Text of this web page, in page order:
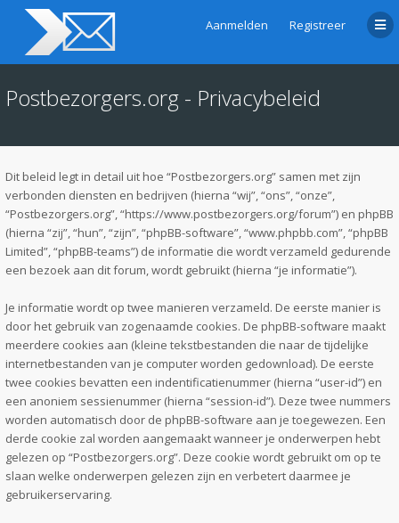
Aanmelden Registreer
Postbezorgers.org - Privacybeleid
Dit beleid legt in detail uit hoe “Postbezorgers.org” samen met zijn
verbonden diensten en bedrijven (hierna “wij”, “ons”, “onze”,
“Postbezorgers.org”, “https://www.postbezorgers.org/forum”) en phpBB
(hierna “zij”, “hun”, “zijn”, “phpBB-software”, “www.phpbb.com”, “phpBB
Limited”, “phpBB-teams”) de informatie die wordt verzameld gedurende
een bezoek aan dit forum, wordt gebruikt (hierna “je informatie”).
Je informatie wordt op twee manieren verzameld. De eerste manier is
door het gebruik van zogenaamde cookies. De phpBB-software maakt
meerdere cookies aan (kleine tekstbestanden die naar de tijdelijke
internetbestanden van je computer worden gedownload). De eerste
twee cookies bevatten een indentificatienummer (hierna “user-id”) en
een anoniem sessienummer (hierna “session-id”). Deze twee nummers
worden automatisch door de phpBB-software aan je toegewezen. Een
derde cookie zal worden aangemaakt wanneer je onderwerpen hebt
gelezen op “Postbezorgers.org”. Deze cookie wordt gebruikt om op te
slaan welke onderwerpen gelezen zijn en verbetert daarmee je
gebruikerservaring.